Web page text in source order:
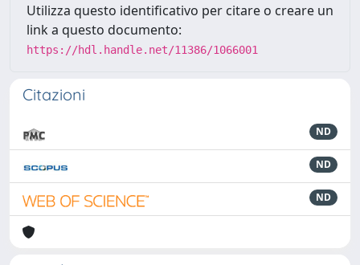
Utilizza questo identificativo per citare o creare un
link a questo documento:
https://hdl.handle.net/11386/1066001
Citazioni
ND
ND
ND